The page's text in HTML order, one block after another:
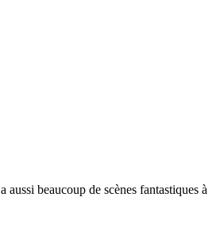
beaucoup de scènes fantastiques à